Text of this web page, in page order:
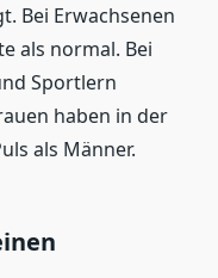
Bei Erwachsenen
als normal. Bei
Sportlern
haben in der
als Männer.